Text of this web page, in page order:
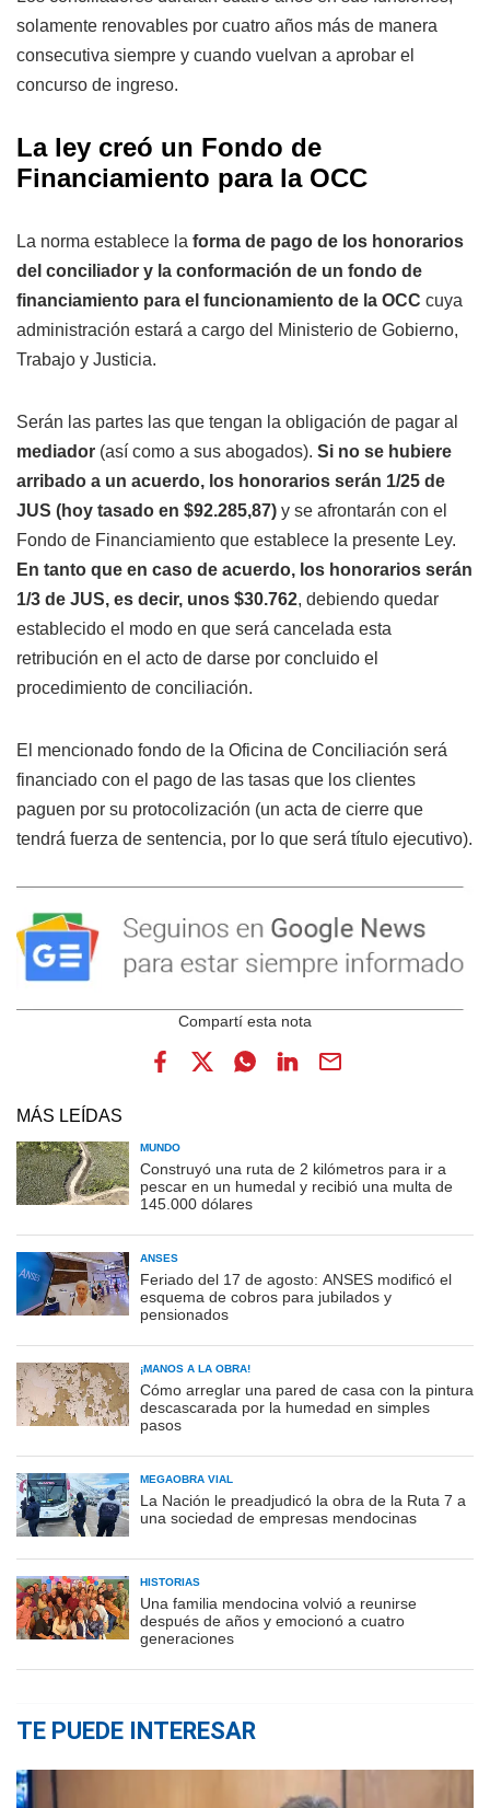
solamente renovables por cuatro años más de manera
consecutiva siempre y cuando vuelvan a aprobar el
concurso de ingreso.
La ley creó un Fondo de
Financiamiento para la OCC
La norma establece la forma de pago de los honorarios
del conciliador y la conformación de un fondo de
financiamiento para el funcionamiento de la OCC cuya
administración estará a cargo del Ministerio de Gobierno,
Trabajo y Justicia.
Serán las partes las que tengan la obligación de pagar al
mediador (así como a sus abogados). Si no se hubiere
arribado a un acuerdo, los honorarios serán 1/25 de
JUS (hoy tasado en $92.285,87) y se afrontarán con el
Fondo de Financiamiento que establece la presente Ley.
En tanto que en caso de acuerdo, los honorarios serán
1/3 de JUS, es decir, unos $30.762, debiendo quedar
establecido el modo en que será cancelada esta
retribución en el acto de darse por concluido el
procedimiento de conciliación.
El mencionado fondo de la Oficina de Conciliación será
financiado con el pago de las tasas que los clientes
paguen por su protocolización (un acta de cierre que
tendrá fuerza de sentencia, por lo que será título ejecutivo).
MÁS LEÍDAS
MUNDO
Construyó una ruta de 2 kilómetros para ir a
pescar en un humedal y recibió una multa de
145.000 dólares
ANSES
Feriado del 17 de agosto: ANSES modificó el
esquema de cobros para jubilados y
pensionados
¡MANOS A LA OBRA!
Cómo arreglar una pared de casa con la pintura
descascarada por la humedad en simples
pasos
MEGAOBRA VIAL
La Nación le preadjudicó la obra de la Ruta 7 a
una sociedad de empresas mendocinas
HISTORIAS
Una familia mendocina volvió a reunirse
después de años y emocionó a cuatro
generaciones
TE PUEDE INTERESAR